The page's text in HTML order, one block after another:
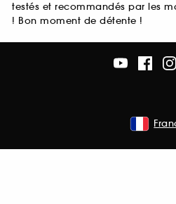
testés et recommandés par les
! Bon moment de détente !